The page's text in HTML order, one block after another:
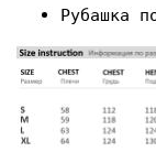
Рубашка